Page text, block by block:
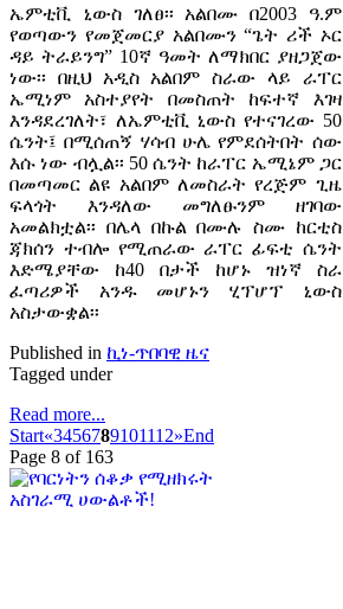
ኤምቲቪ ኒውስ ገለፀ፡፡ አልበሙ በ2003 ዓ.ም
የወጣውን የመጀመርያ አልበሙን “ጌት ሪች ኦር
ዳይ ትራይንግ” 10ኛ ዓመት ለማክበር ያዘጋጀው
ነው፡፡ በዚህ አዲስ አልበም ስራው ላይ ራፐር
ኤሚነም አስተያየት በመስጠት ከፍተኛ እገዛ
እንዳደረገለት፣ ለኤምቲቪ ኒውስ የተናገረው 50
ሴንት፤ በሚሰጠኝ ሃሳብ ሁሌ የምደሰትበት ሰው
እሱ ነው ብሏል፡፡ 50 ሴንት ከራፐር ኤሚኔም ጋር
በመጣመር ልዩ አልበም ለመስራት የረጅም ጊዜ
ፍላጎት እንዳለው መግለፁንም ዘገባው
አመልክቷል፡፡ በሌላ በኩል በሙሉ ስሙ ከርቲስ
ጃክሰን ተብሎ የሚጠራው ራፐር ፊፍቲ ሴንት
እድሜያቸው ከ40 በታች ከሆኑ ዝነኛ ስራ
ፈጣሪዎች አንዱ መሆኑን ሂፕሆፕ ኒውስ
አስታውቋል፡፡
Published in ኪነ-ጥበባዊ ዜና
Tagged under
Read more...
Start«3456789101112»End
Page 8 of 163